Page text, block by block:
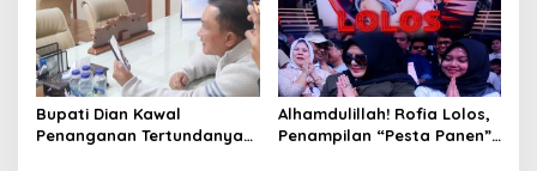
Bupati Dian Kawal
Penanganan Tertundanya
Alhamdulillah! Rofia Lolos,
Penampilan “Pesta Panen”